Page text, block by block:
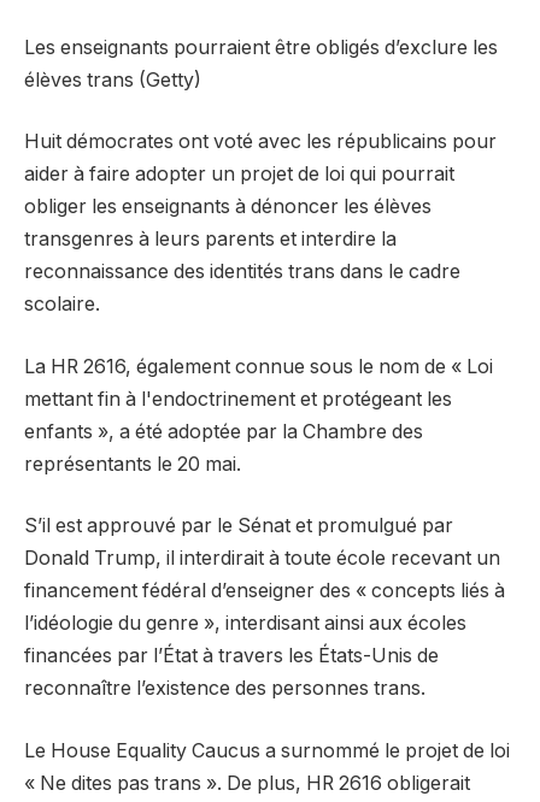
Les enseignants pourraient être obligés d’exclure les
élèves trans (Getty)
Huit démocrates ont voté avec les républicains pour
aider à faire adopter un projet de loi qui pourrait
obliger les enseignants à dénoncer les élèves
transgenres à leurs parents et interdire la
reconnaissance des identités trans dans le cadre
scolaire.
La HR 2616, également connue sous le nom de « Loi
mettant fin à l'endoctrinement et protégeant les
enfants », a été adoptée par la Chambre des
représentants le 20 mai.
S’il est approuvé par le Sénat et promulgué par
Donald Trump, il interdirait à toute école recevant un
financement fédéral d’enseigner des « concepts liés à
l’idéologie du genre », interdisant ainsi aux écoles
financées par l’État à travers les États-Unis de
reconnaître l’existence des personnes trans.
Le House Equality Caucus a surnommé le projet de loi
« Ne dites pas trans ». De plus, HR 2616 obligerait